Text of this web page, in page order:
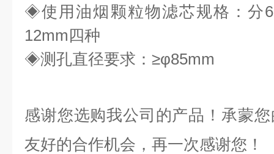
◈使用油烟颗粒物滤芯规格：分
12mm四种
◈测孔直径要求： ≥φ85mm
感谢您选购我公司的产品！承蒙
友好的合作机会，再一次感谢您！